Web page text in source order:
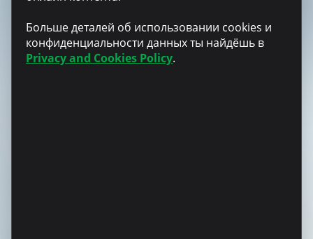
приложение
Microinvest
Управляй своими кредитами в удобном для тебя
Больше деталей об использовании cookies и
конфиденциальности данных ты найдёшь в
Privacy and Cookies Policy.